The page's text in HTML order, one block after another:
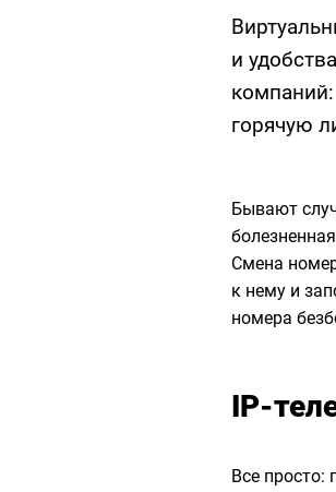
и
горячую
Бывают
Смена
к нему и
номера
IP-
Все просто: